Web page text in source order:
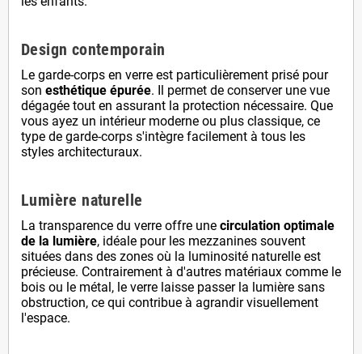
Design contemporain
Le garde-corps en verre est particulièrement prisé pour
son esthétique épurée. Il permet de conserver une vue
dégagée tout en assurant la protection nécessaire. Que
vous ayez un intérieur moderne ou plus classique, ce
type de garde-corps s'intègre facilement à tous les
styles architecturaux.
Lumière naturelle
La transparence du verre offre une circulation optimale
de la lumière, idéale pour les mezzanines souvent
situées dans des zones où la luminosité naturelle est
précieuse. Contrairement à d'autres matériaux comme le
bois ou le métal, le verre laisse passer la lumière sans
obstruction, ce qui contribue à agrandir visuellement
l'espace.